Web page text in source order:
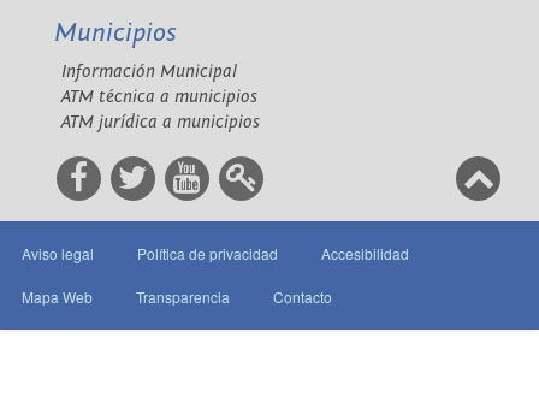
Municipios
Información Municipal
ATM técnica a municipios
ATM jurídica a municipios
Aviso legal Política de privacidad Accesibilidad
Mapa Web Transparencia Contacto